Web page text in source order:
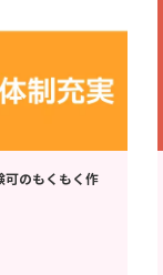
のもくもく作